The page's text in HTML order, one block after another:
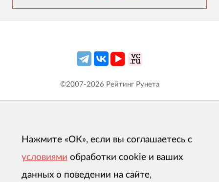
©2007-2026 Рейтинг Рунета
Нажмите «ОК», если вы соглашаетесь с
условиями обработки cookie и ваших
данных о поведении на сайте,